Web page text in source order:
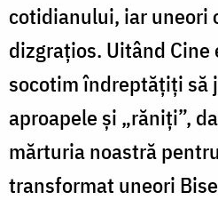
cotidianului, iar uneori
dizgrațios. Uitând Cine
socotim îndreptățiți să
aproapele și „răniți”,
mărturia noastră
transformat uneori